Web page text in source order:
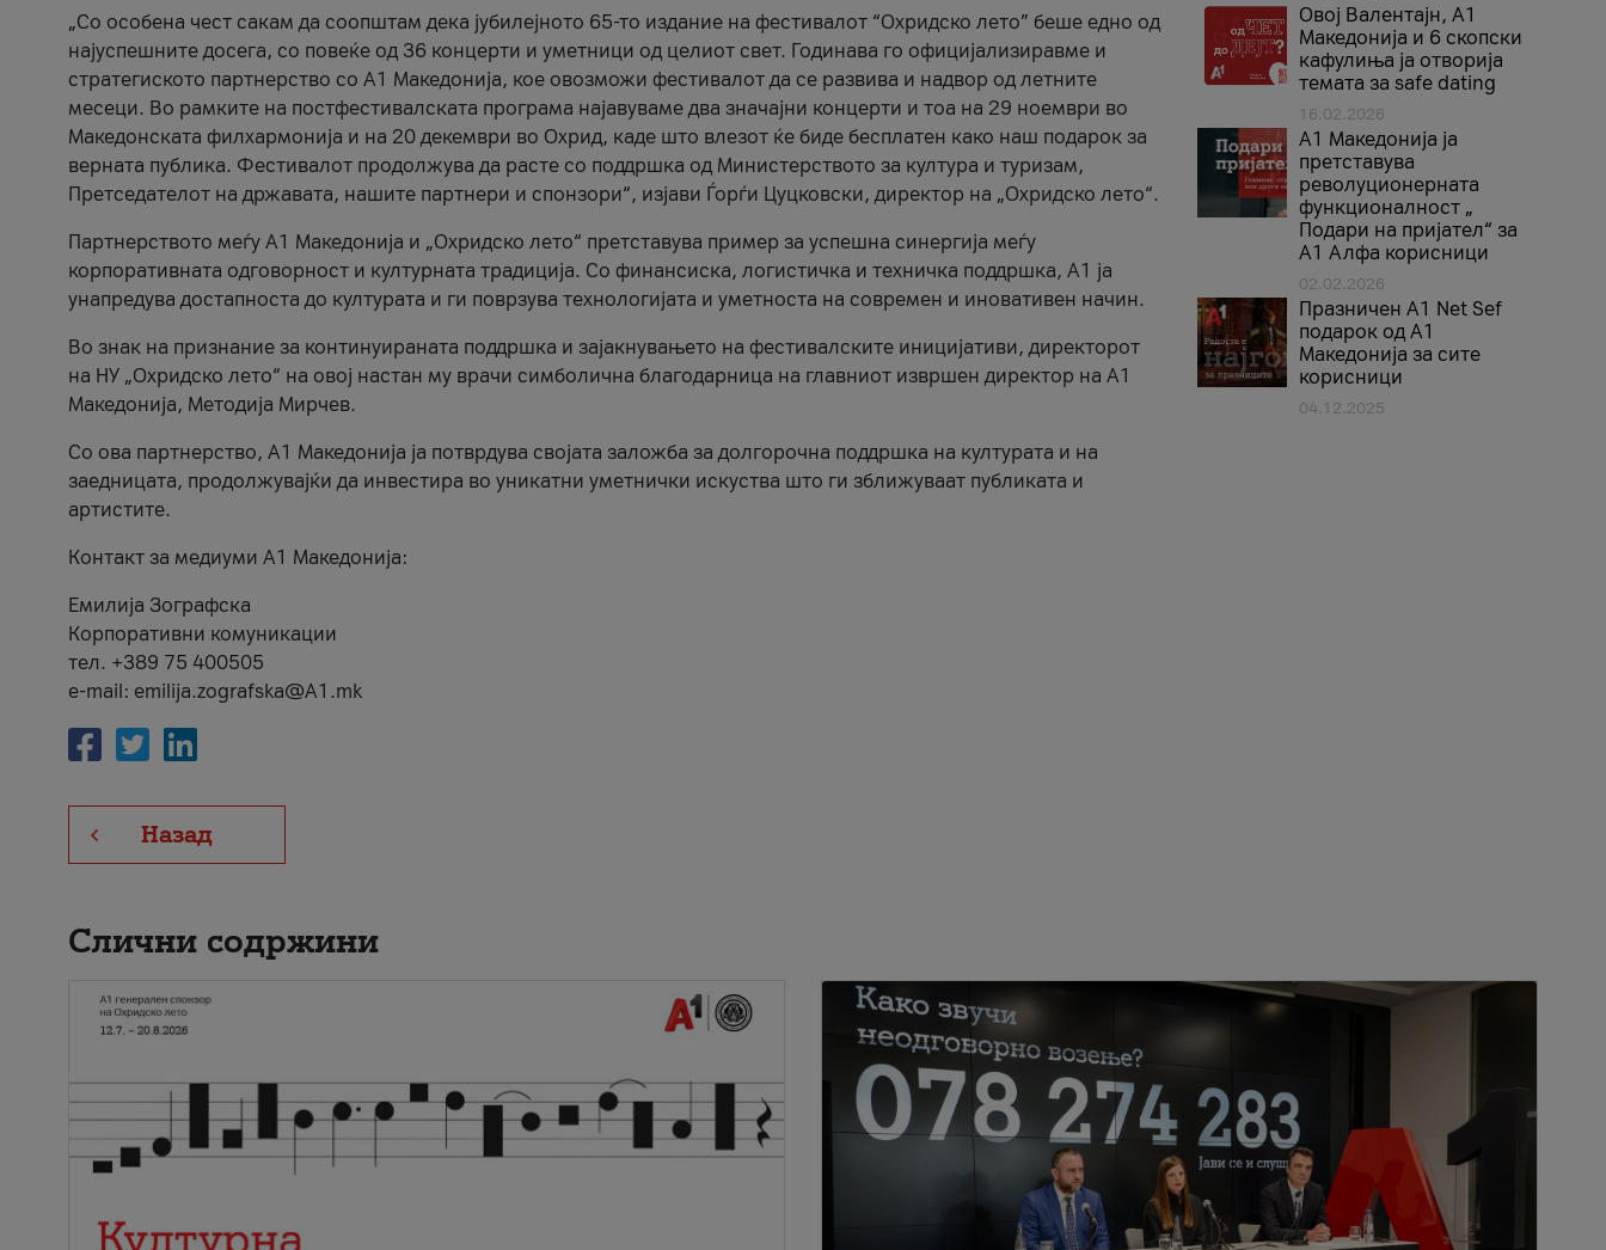
„Со особена чест сакам да соопштам дека јубилејното 65-то издание на фестивалот “Охридско лето” беше едно од
најуспешните досега, со повеќе од 36 концерти и уметници од целиот свет. Годинава го официјализиравме и
стратегиското партнерство со А1 Македонија, кое овозможи фестивалот да се развива и надвор од летните
месеци. Во рамките на постфестивалската програма најавуваме два значајни концерти и тоа на 29 ноември во
Македонската филхармонија и на 20 декември во Охрид, каде што влезот ќе биде бесплатен како наш подарок за
верната публика. Фестивалот продолжува да расте со поддршка од Министерството за култура и туризам,
Претседателот на државата, нашите партнери и спонзори“, изјави Ѓорѓи Цуцковски, директор на „Охридско лето“.
Партнерството меѓу A1 Македонија и „Охридско лето“ претставува пример за успешна синергија меѓу
корпоративната одговорност и културната традиција. Со финансиска, логистичка и техничка поддршка, A1 ја
унапредува достапноста до културата и ги поврзува технологијата и уметноста на современ и иновативен начин.
Во знак на признание за континуираната поддршка и зајакнувањето на фестивалските иницијативи, директорот
на НУ „Охридско лето“ на овој настан му врачи симболична благодарница на главниот извршен директор на A1
Македонија, Методија Мирчев.
Со ова партнерство, A1 Македонија ја потврдува својата заложба за долгорочна поддршка на културата и на
заедницата, продолжувајќи да инвестира во уникатни уметнички искуства што ги зближуваат публиката и
артистите.
Контакт за медиуми А1 Македонија:
Емилија Зографска
Корпоративни комуникации
тел. +389 75 400505
e-mail: emilija.zografska@A1.mk
Назад
Овој Валентајн, A1
Македонија и 6 скопски
кафулиња ја отворија
темата за safe dating
16.02.2026
А1 Македонија ја
претставува
револуционерната
функционалност „
Подари на пријател“ за
А1 Алфа корисници
02.02.2026
Празничен A1 Net Sеf
подарок од А1
Македонија за сите
корисници
04.12.2025
Слични содржини